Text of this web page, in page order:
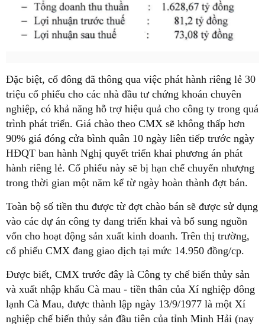
Đặc biệt, cổ đông đã thông qua việc phát hành riêng lẻ 30
triệu cổ phiếu cho các nhà đầu tư chứng khoán chuyên
nghiệp, có khả năng hỗ trợ hiệu quả cho công ty trong quá
trình phát triển. Giá chào theo CMX sẽ không thấp hơn
90% giá đóng cửa bình quân 10 ngày liên tiếp trước ngày
HĐQT ban hành Nghị quyết triển khai phương án phát
hành riêng lẻ. Cổ phiếu này sẽ bị hạn chế chuyển nhượng
trong thời gian một năm kể từ ngày hoàn thành đợt bán.
Toàn bộ số tiền thu được từ đợt chào bán sẽ được sử dụng
vào các dự án công ty đang triển khai và bổ sung nguồn
vốn cho hoạt động sản xuất kinh doanh. Trên thị trường,
cổ phiếu CMX đang giao dịch tại mức 14.950 đồng/cp.
Được biết, CMX trước đây là Công ty chế biến thủy sản
và xuất nhập khẩu Cà mau - tiền thân của Xí nghiệp đông
lạnh Cà Mau, được thành lập ngày 13/9/1977 là một Xí
nghiệp chế biến thủy sản đầu tiên của tỉnh Minh Hải (nay